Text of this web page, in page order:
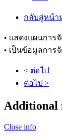
กลับสู่หน้า
• แสดงแผนการ
• เป็นข้อมูลการ
< ต่อไป
ต่อไป >
Additional
Close info